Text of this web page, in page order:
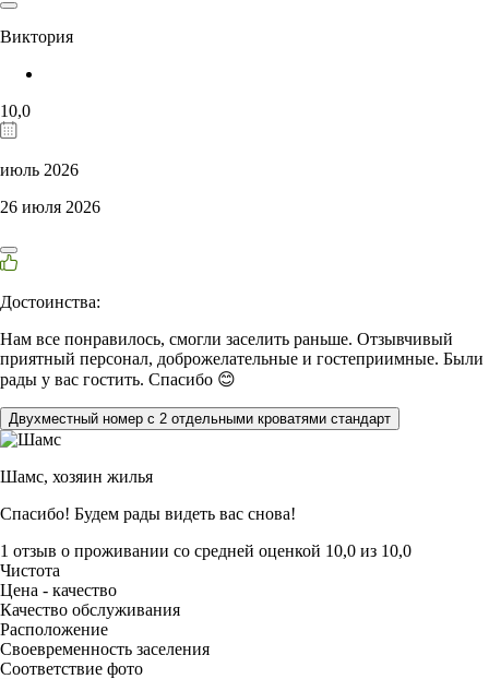
Виктория
10,0
июль 2026
26 июля 2026
Достоинства:
Нам все понравилось, смогли заселить раньше. Отзывчивый
приятный персонал, доброжелательные и гостеприимные. Были
рады у вас гостить. Спасибо 😊
Двухместный номер с 2 отдельными кроватями стандарт
Шамс, хозяин жилья
Спасибо! Будем рады видеть вас снова!
1 отзыв о проживании со средней оценкой 10,0 из 10,0
Чистота
Цена - качество
Качество обслуживания
Расположение
Своевременность заселения
Соответствие фото